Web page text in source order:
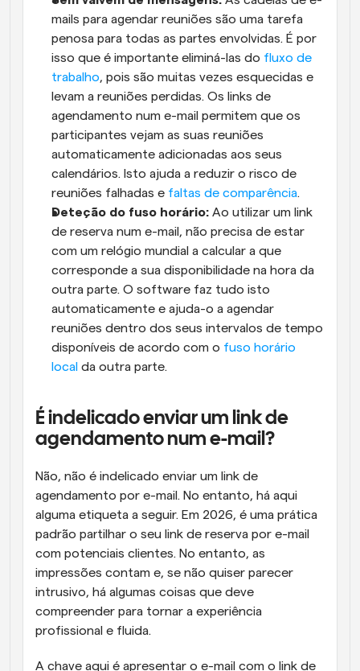
mails para agendar reuniões são uma tarefa
penosa para todas as partes envolvidas. É por
isso que é importante eliminá-las do fluxo de
trabalho, pois são muitas vezes esquecidas e
levam a reuniões perdidas. Os links de
agendamento num e-mail permitem que os
participantes vejam as suas reuniões
automaticamente adicionadas aos seus
calendários. Isto ajuda a reduzir o risco de
reuniões falhadas e faltas de comparência.
Deteção do fuso horário: Ao utilizar um link
de reserva num e-mail, não precisa de estar
com um relógio mundial a calcular a que
corresponde a sua disponibilidade na hora da
outra parte. O software faz tudo isto
automaticamente e ajuda-o a agendar
reuniões dentro dos seus intervalos de tempo
disponíveis de acordo com o fuso horário
local da outra parte.
É indelicado enviar um link de
agendamento num e-mail?
Não, não é indelicado enviar um link de
agendamento por e-mail. No entanto, há aqui
alguma etiqueta a seguir. Em 2026, é uma prática
padrão partilhar o seu link de reserva por e-mail
com potenciais clientes. No entanto, as
impressões contam e, se não quiser parecer
intrusivo, há algumas coisas que deve
compreender para tornar a experiência
profissional e fluida.
A chave aqui é apresentar o e-mail com o link de